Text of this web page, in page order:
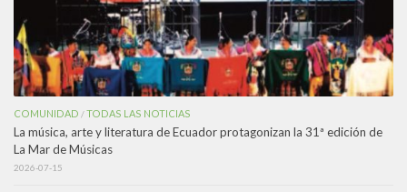
COMUNIDAD /TODAS LAS NOTICIAS
La música, arte y literatura de Ecuador protagonizan la 31ª edición de
La Mar de Músicas
2026-07-15